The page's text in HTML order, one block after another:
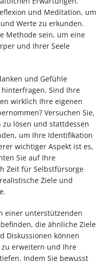
und Meditation, um
Werte zu erkunden.
Methode sein, um eine
und Ihrer Seele
und Gefühle
Sind Ihre
wirklich Ihre eigenen
Versuchen Sie,
lösen und stattdessen
um Ihre Identifikation
wichtiger Aspekt ist es,
Sie auf Ihre
Zeit für Selbstfürsorge
Ziele und
einer unterstützenden
die ähnliche Ziele
Diskussionen können
erweitern und Ihre
Indem Sie bewusst